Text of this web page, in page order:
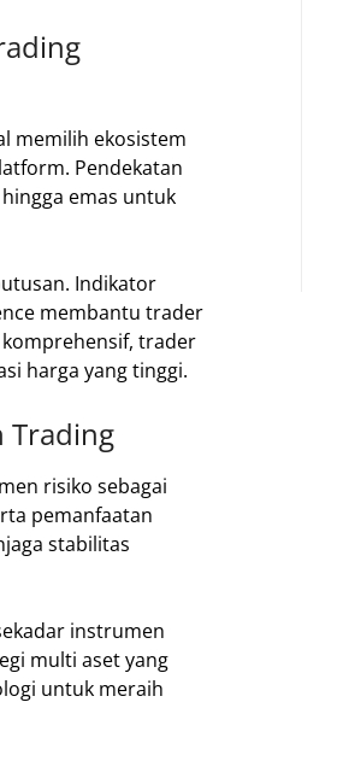
memilih ekosistem
Pendekatan
emas untuk
Indikator
membantu trader
trader
harga yang tinggi.
Trading
risiko sebagai
pemanfaatan
stabilitas
instrumen
multi aset yang
untuk meraih